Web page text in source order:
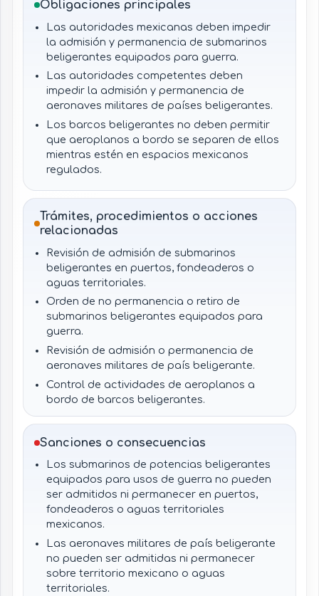
vinculadas con la reforma de 2018.
Obligaciones principales
Las autoridades mexicanas deben impedir
la admisión y permanencia de submarinos
beligerantes equipados para guerra.
Las autoridades competentes deben
impedir la admisión y permanencia de
aeronaves militares de países beligerantes.
Los barcos beligerantes no deben permitir
que aeroplanos a bordo se separen de ellos
mientras estén en espacios mexicanos
regulados.
Las autoridades deben aplicar la
decisiones en una disposición eliminada.
Las autoridades deben coordinar la
aplicación de estas prohibiciones con el
marco militar, penal, marítimo, aeronáutico y
constitucional aplicable.
Trámites, procedimientos o acciones
relacionadas
Revisión de admisión de submarinos
beligerantes en puertos, fondeaderos o
aguas territoriales.
Orden de no permanencia o retiro de
submarinos beligerantes equipados para
guerra.
Revisión de admisión o permanencia de
aeronaves militares de país beligerante.
Control de actividades de aeroplanos a
bordo de barcos beligerantes.
Aplicación de la derogación del artículo
seguridad.
Coordinación operativa con autoridades
militares, marítimas, portuarias o
aeronáuticas.
Sanciones o consecuencias
Los submarinos de potencias beligerantes
equipados para usos de guerra no pueden
ser admitidos ni permanecer en puertos,
fondeaderos o aguas territoriales
mexicanos.
Las aeronaves militares de país beligerante
no pueden ser admitidas ni permanecer
sobre territorio mexicano o aguas
territoriales.